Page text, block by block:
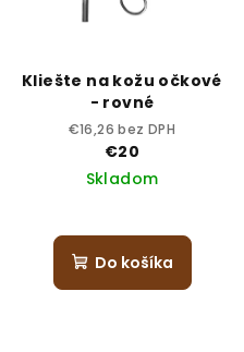
Kliešte na kožu očkové
- rovné
€16,26 bez DPH
€20
Skladom
Do košíka